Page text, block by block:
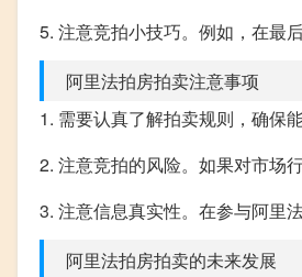
5. 注意竞拍小技巧。例如，在最
阿里法拍房拍卖注意事项
1. 需要认真了解拍卖规则，确保
2. 注意竞拍的风险。如果对市场
3. 注意信息真实性。在参与阿里
阿里法拍房拍卖的未来发展